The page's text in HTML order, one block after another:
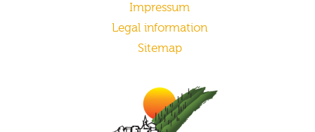
Impressum
Legal information
Sitemap